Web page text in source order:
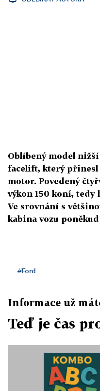
Oblíbený model
facelift, který přinesl
motor. Povedený
výkon 150 koní, tedy
Ve srovnání s
kabina vozu
#Ford
Informace už
Teď je čas